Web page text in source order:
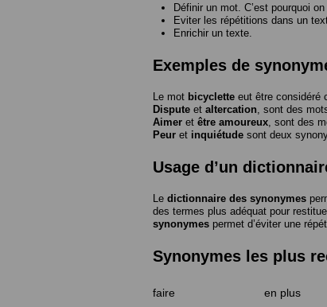
Définir un mot. C’est pourquoi
Eviter les répétitions dans un
Enrichir un texte.
Exemples de
Le mot bicyclette eut être considéré
Dispute et altercation , sont des
Aimer et être amoureux , sont des
Peur et inquiétude sont deux
Usage d’un
Le dictionnaire des synonymes
des termes plus adéquat pour
synonymes permet d’éviter une
Synonymes les plus
faire en plus